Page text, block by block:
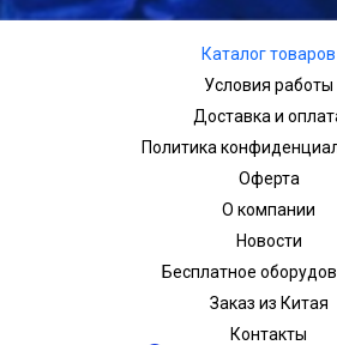
Каталог товаров
Условия работы
Доставка и
Политика
Оферта
О компании
Новости
Бесплатное
Заказ из Китая
Контакты